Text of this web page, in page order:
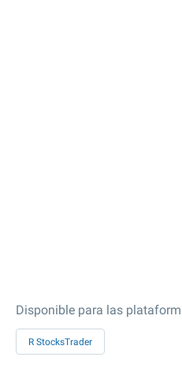
Disponible para las
R StocksTrader